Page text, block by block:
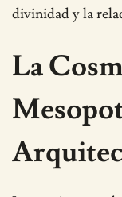
divinidad y la
La